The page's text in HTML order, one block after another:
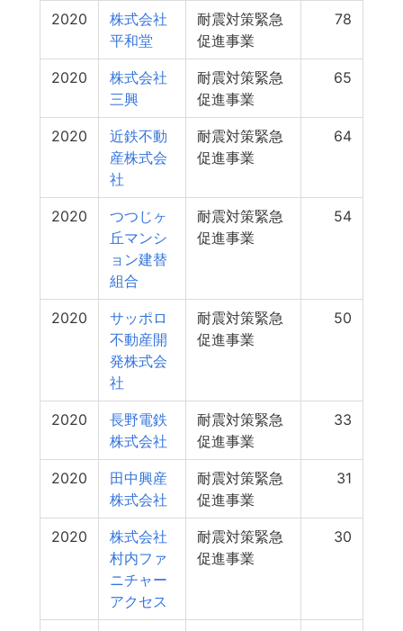
2020
株式会社
平和堂
耐震対策緊急
促進事業
78
2020
株式会社
三興
耐震対策緊急
促進事業
65
2020
近鉄不動
産株式会
社
耐震対策緊急
促進事業
64
2020
つつじヶ
丘マンシ
ョン建替
組合
耐震対策緊急
促進事業
54
2020
サッポロ
不動産開
発株式会
社
耐震対策緊急
促進事業
50
2020
長野電鉄
株式会社
耐震対策緊急
促進事業
33
2020
田中興産
株式会社
耐震対策緊急
促進事業
31
2020
株式会社
村内ファ
ニチャー
アクセス
耐震対策緊急
促進事業
30